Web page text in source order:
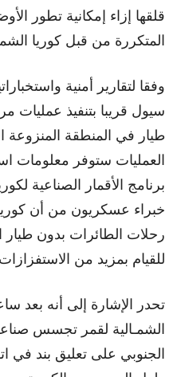
قلقها إزاء إمكانية تطور
المتكررة من قبل كوريا
وفقا لتقارير أمنية
سيول قريبا بتنفيذ عمليات
طيار في المنطقة المنزوعة
العمليات ستوفر معلومات
برنامج الأقمار الصناعية
خبراء عسكريون من أن
رحلات الطائرات بدون طيار
للقيام بمزيد من
تحدر الإشارة إلى أنه بعد
الشمـالية لقمر تجسس
الجنوبي على تعليق بند في